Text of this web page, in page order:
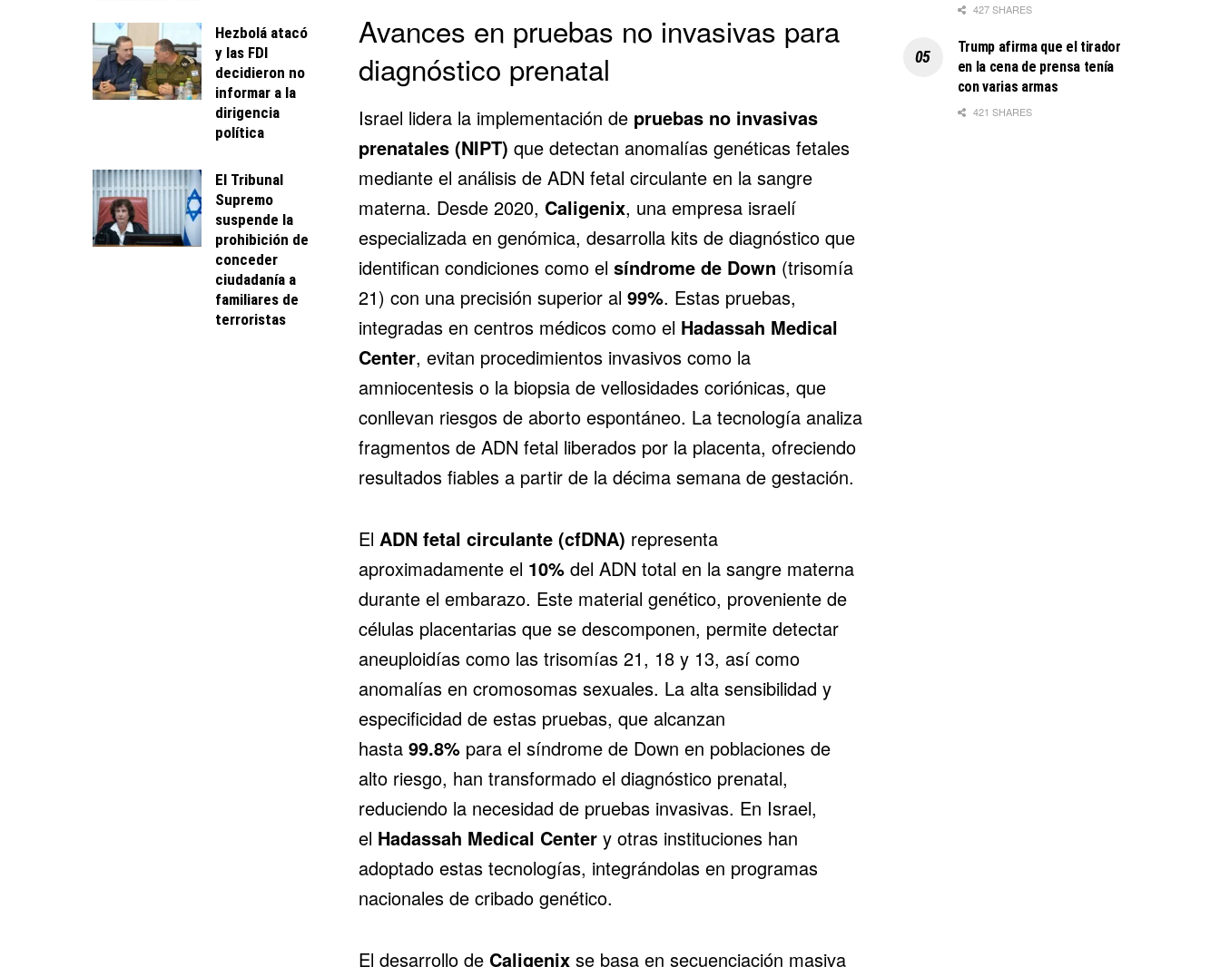
Avances en pruebas no invasivas para
diagnóstico prenatal
Israel lidera la implementación de pruebas no invasivas
prenatales (NIPT) que detectan anomalías genéticas fetales
mediante el análisis de ADN fetal circulante en la sangre
materna. Desde 2020, Caligenix, una empresa israelí
especializada en genómica, desarrolla kits de diagnóstico que
identifican condiciones como el síndrome de Down (trisomía
21) con una precisión superior al 99%. Estas pruebas,
integradas en centros médicos como el Hadassah Medical
Center, evitan procedimientos invasivos como la
amniocentesis o la biopsia de vellosidades coriónicas, que
conllevan riesgos de aborto espontáneo. La tecnología analiza
fragmentos de ADN fetal liberados por la placenta, ofreciendo
resultados fiables a partir de la décima semana de gestación.
El ADN fetal circulante (cfDNA) representa
aproximadamente el 10%del ADN total en la sangre materna
durante el embarazo. Este material genético, proveniente de
células placentarias que se descomponen, permite detectar
aneuploidías como las trisomías 21, 18 y 13, así como
anomalías en cromosomas sexuales. La alta sensibilidad y
especificidad de estas pruebas, que alcanzan
hasta 99.8%para el síndrome de Down en poblaciones de
alto riesgo, han transformado el diagnóstico prenatal,
reduciendo la necesidad de pruebas invasivas. En Israel,
el Hadassah Medical Centery otras instituciones han
adoptado estas tecnologías, integrándolas en programas
nacionales de cribado genético.
El desarrollo de Caligenixse basa en secuenciación masiva
Hezbolá atacó
y las FDI
decidieron no
informar a la
dirigencia
política
El Tribunal
Supremo
suspende la
prohibición de
conceder
ciudadanía a
familiares de
terroristas
427 SHARES
Trump afirma que el tirador
en la cena de prensa tenía
con varias armas
421 SHARES